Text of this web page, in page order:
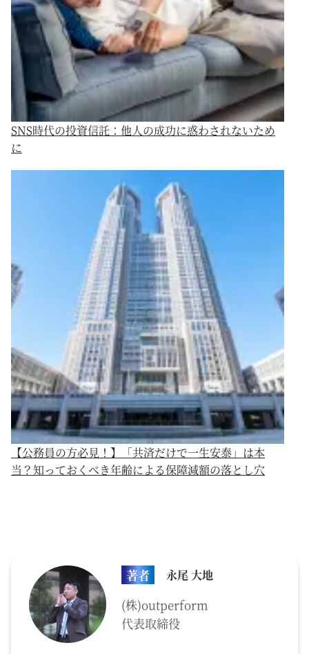
SNS時代の投資信託：他人の成功に惑わされないため
に
【公務員の方必見！】「共済だけで一生安泰」は本
当？知っておくべき年齢による保障減額の落とし穴
著者 永尾 大地
(株)outperform
代表取締役